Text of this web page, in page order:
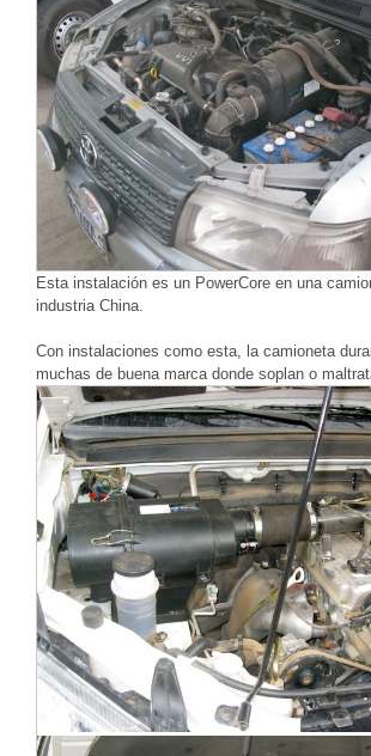
Esta instalación es un PowerCore en una
industria China.
Con instalaciones como esta, la camioneta
muchas de buena marca donde soplan o